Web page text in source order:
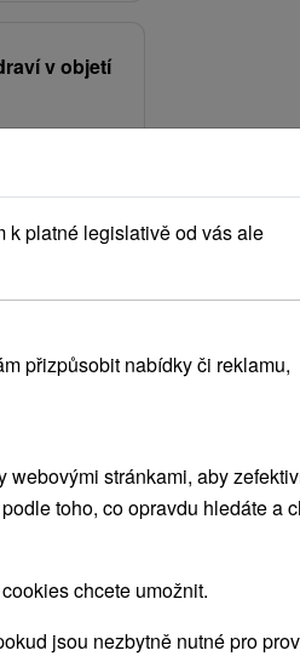
v objetí
s tichem
Kč /noc/osoba
k platné legislativě od vás ale
přizpůsobit nabídky či reklamu,
webovými stránkami, aby
toho, co opravdu hledáte a
chcete umožnit.
jsou nezbytně nutné pro